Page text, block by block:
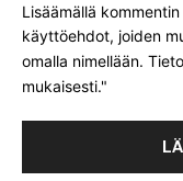
Lisäämällä
käyttöehdot, joiden
omalla nimellään.
mukaisesti."